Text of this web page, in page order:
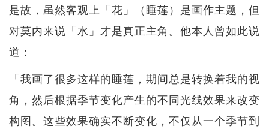
是故，虽然客观上「花」（睡莲）是画作主题，但
对莫内来说「水」才是真正主角。他本人曾如此说
道：
「我画了很多这样的睡莲，期间总是转换着我的视
角，然后根据季节变化产生的不同光线效果来改变
构图。这些效果确实不断变化，不仅从一个季节到